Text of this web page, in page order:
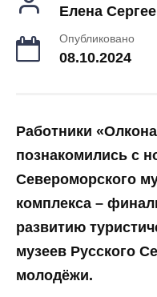
Елена
Опубликовано
08.10.2024
Работники
познакомились с
Североморского
комплекса –
развитию
музеев Русского
молодёжи.